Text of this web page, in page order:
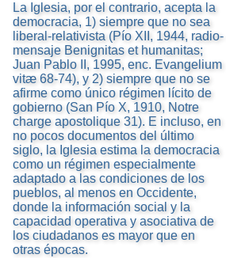
La Iglesia, por el contrario, acepta la
democracia, 1) siempre que no sea
liberal-relativista (Pío XII, 1944, radio-
mensaje Benignitas et humanitas;
Juan Pablo II, 1995, enc. Evangelium
vitæ 68-74), y 2) siempre que no se
afirme como único régimen lícito de
gobierno (San Pío X, 1910, Notre
charge apostolique 31). E incluso, en
no pocos documentos del último
siglo, la Iglesia estima la democracia
como un régimen especialmente
adaptado a las condiciones de los
pueblos, al menos en Occidente,
donde la información social y la
capacidad operativa y asociativa de
los ciudadanos es mayor que en
otras épocas.